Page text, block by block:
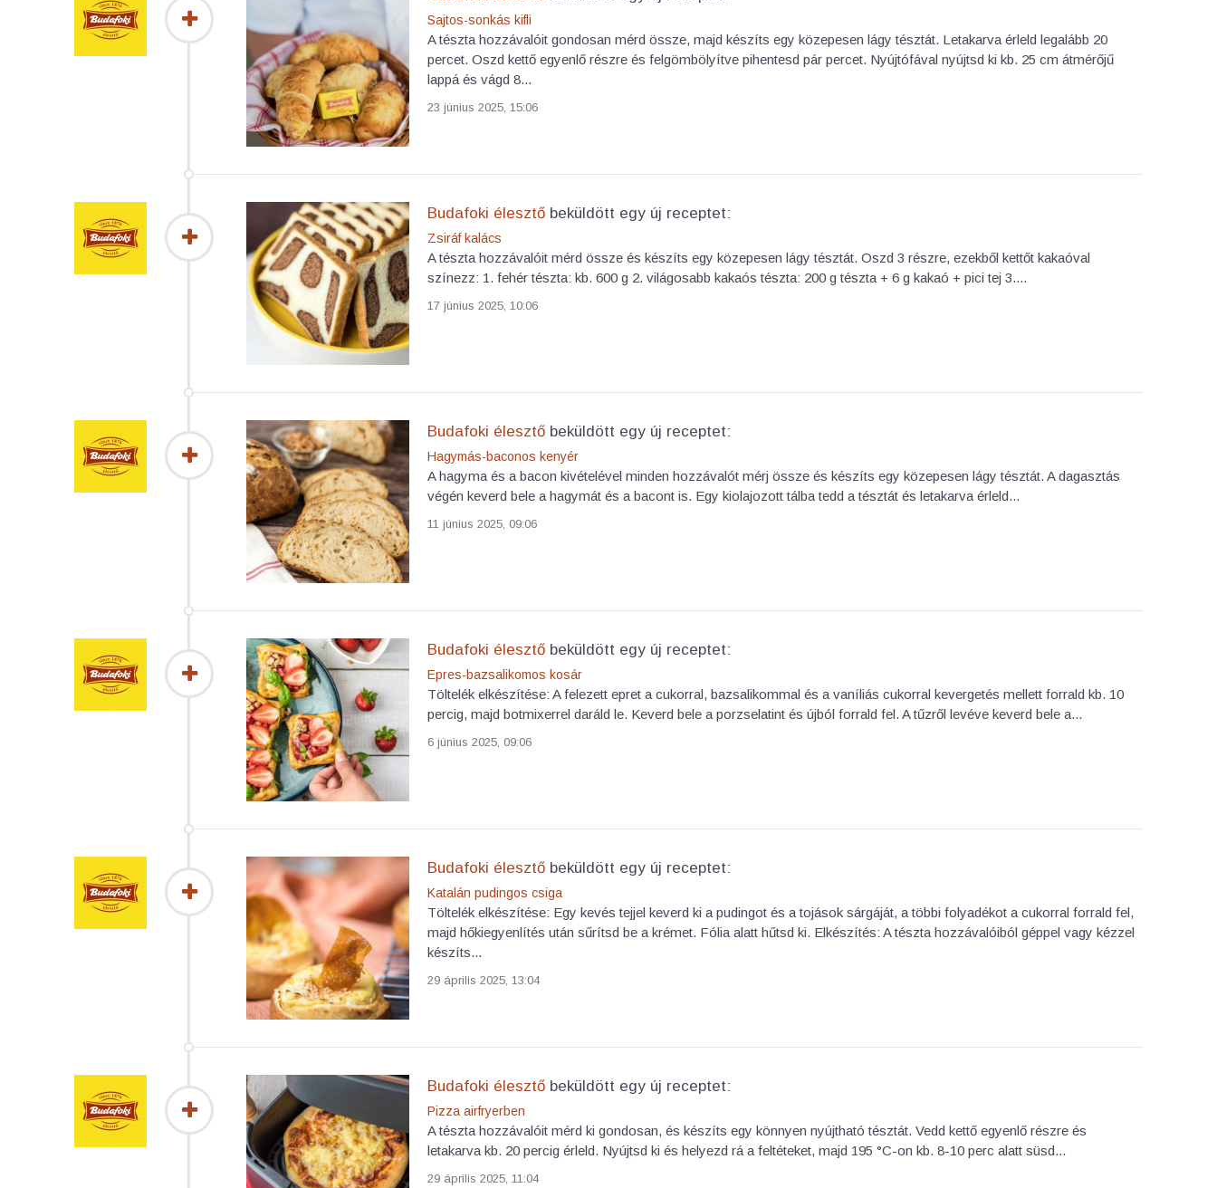
Sajtos-sonkás kifli
A tészta hozzávalóit gondosan mérd össze, majd készíts egy közepesen lágy tésztát. Letakarva érleld legalább 20
percet. Oszd kettő egyenlő részre és felgömbölyítve pihentesd pár percet. Nyújtófával nyújtsd ki kb. 25 cm átmérőjű
lappá és vágd 8...
23 június 2025, 15:06
Budafoki élesztő beküldött egy új receptet:
Zsiráf kalács
A tészta hozzávalóit mérd össze és készíts egy közepesen lágy tésztát. Oszd 3 részre, ezekből kettőt kakaóval
színezz: 1. fehér tészta: kb. 600 g 2. világosabb kakaós tészta: 200 g tészta + 6 g kakaó + pici tej 3....
17 június 2025, 10:06
Budafoki élesztő beküldött egy új receptet:
Hagymás-baconos kenyér
A hagyma és a bacon kivételével minden hozzávalót mérj össze és készíts egy közepesen lágy tésztát. A dagasztás
végén keverd bele a hagymát és a bacont is. Egy kiolajozott tálba tedd a tésztát és letakarva érleld...
11 június 2025, 09:06
Budafoki élesztő beküldött egy új receptet:
Epres-bazsalikomos kosár
Töltelék elkészítése: A felezett epret a cukorral, bazsalikommal és a vaníliás cukorral kevergetés mellett forrald kb. 10
percig, majd botmixerrel daráld le. Keverd bele a porzselatint és újból forrald fel. A tűzről levéve keverd bele a...
6 június 2025, 09:06
Budafoki élesztő beküldött egy új receptet:
Katalán pudingos csiga
Töltelék elkészítése: Egy kevés tejjel keverd ki a pudingot és a tojások sárgáját, a többi folyadékot a cukorral forrald fel,
majd hőkiegyenlítés után sűrítsd be a krémet. Fólia alatt hűtsd ki. Elkészítés: A tészta hozzávalóiból géppel vagy kézzel
készíts...
29 április 2025, 13:04
Budafoki élesztő beküldött egy új receptet:
Pizza airfryerben
A tészta hozzávalóit mérd ki gondosan, és készíts egy könnyen nyújtható tésztát. Vedd kettő egyenlő részre és
letakarva kb. 20 percig érleld. Nyújtsd ki és helyezd rá a feltéteket, majd 195 °C-on kb. 8-10 perc alatt süsd...
29 április 2025, 11:04